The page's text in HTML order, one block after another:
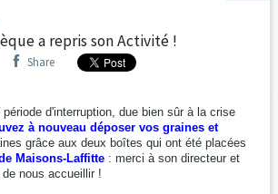
a repris son Activité !
Share
d'interruption, due bien sûr à la crise
à nouveau déposer vos graines et
grâce aux deux boîtes qui ont été placées
Maisons-Laffitte: merci à son directeur et
nous accueillir !